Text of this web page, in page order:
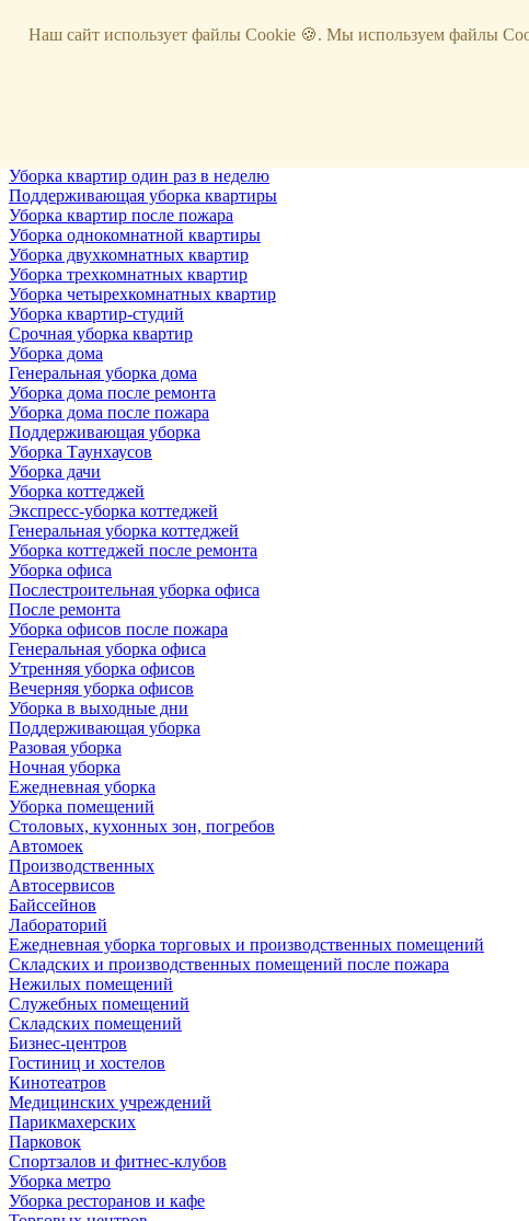
Уборка
Уборка квартир один раз в неделю
Поддерживающая уборка квартиры
Уборка квартир после пожара
Уборка однокомнатной квартиры
Уборка двухкомнатных квартир
Уборка трехкомнатных квартир
Уборка четырехкомнатных квартир
Уборка квартир-студий
Срочная уборка квартир
Уборка дома
Генеральная уборка дома
Уборка дома после ремонта
Уборка дома после пожара
Поддерживающая уборка
Уборка Таунхаусов
Уборка дачи
Уборка коттеджей
Экспресс-уборка коттеджей
Генеральная уборка коттеджей
Уборка коттеджей после ремонта
Уборка офиса
Послестроительная уборка офиса
После ремонта
Уборка офисов после пожара
Генеральная уборка офиса
Утренняя уборка офисов
Вечерняя уборка офисов
Уборка в выходные дни
Поддерживающая уборка
Разовая уборка
Ночная уборка
Ежедневная уборка
Уборка помещений
Столовых, кухонных зон, погребов
Автомоек
Производственных
Автосервисов
Байссейнов
Лабораторий
Ежедневная уборка торговых и производственных помещений
Складских и производственных помещений после пожара
Нежилых помещений
Служебных помещений
Складских помещений
Бизнес-центров
Гостиниц и хостелов
Кинотеатров
Медицинских учреждений
Парикмахерских
Парковок
Спортзалов и фитнес-клубов
Уборка метро
Уборка ресторанов и кафе
Наш сайт использует файлы Cookie 🍪. Мы используем файлы